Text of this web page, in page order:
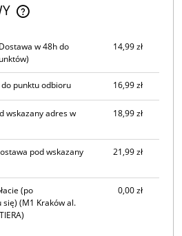
KOSZTÓW PŁATNOŚCI
w 48h do
14,99 zł
do punktu odbioru 16,99 zł
wskazany adres w
18,99 zł
pod wskazany
21,99 zł
(po
się) (M1 Kraków al.
0,00 zł